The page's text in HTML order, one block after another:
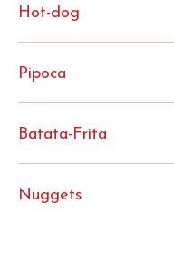
Hot-dog
Pipoca
Batata-Frita
Nuggets